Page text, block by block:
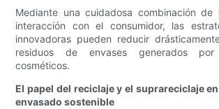
Mediante una cuidadosa combinación de
interacción con el consumidor, las
innovadoras pueden reducir
residuos de envases generados
cosméticos.
El papel del reciclaje y el suprareciclaje
envasado sostenible